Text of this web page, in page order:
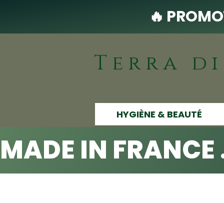
🔥
Terra
HYGIÈNE & BEAUTÉ
MADE IN FRANCE